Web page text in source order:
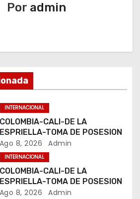
Por admin
INTERNACIONAL
CALI-DE LA
TOMA DE POSESION
Ago 8, 2026 Admin
INTERNACIONAL
COLOMBIA-CALI-DE LA
ESPRIELLA-TOMA DE POSESION
8, 2026 Admin